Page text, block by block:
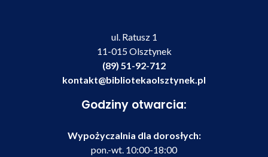
ul. Ratusz 1
11-015 Olsztynek
(89) 51-92-712
kontakt@bibliotekaolsztynek.pl
Godziny otwarcia:
Wypożyczalnia dla dorosłych:
pon.-wt. 10:00-18:00